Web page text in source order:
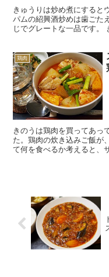
きゅうりは炒め煮にすると
パムの紹興酒炒めは歯ごた
じでグレートな一品です。
鶏肉
きのうは鶏肉を買ってあっ
た。鶏肉の炊き込みご飯が
て何を食べるか考えると、